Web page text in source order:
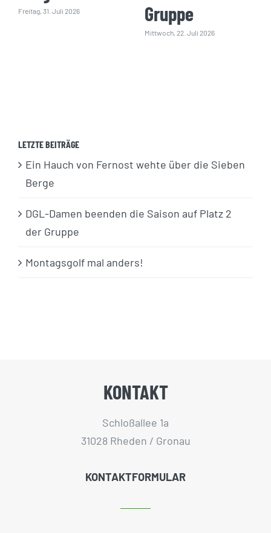
Freitag, 31. Juli 2026
Gruppe
Mittwoch, 22. Juli 2026
LETZTE BEITRÄGE
Ein Hauch von Fernost wehte über die Sieben
Berge
DGL-Damen beenden die Saison auf Platz 2
der Gruppe
Montagsgolf mal anders!
KONTAKT
Schloßallee 1a
31028 Rheden / Gronau
KONTAKTFORMULAR